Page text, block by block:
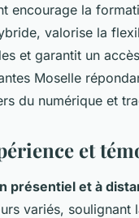
encourage la
valorise la
et garantit un
Moselle
du numérique et
et
présentiel et à
variés, soulignant